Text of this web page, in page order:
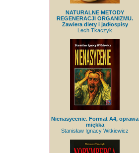
NATURALNE METODY
REGENERACJI ORGANIZMU.
Zawiera diety i jadłospisy
Lech Tkaczyk
Nienasycenie. Format A4, oprawa
miękka
Stanisław Ignacy Witkiewicz